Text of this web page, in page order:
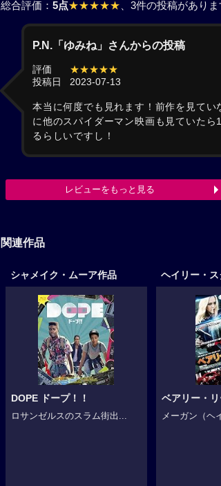
総合評価： 5点★★★★★ 、3件の投稿がありま
P.N.「ゆみね」さんからの投稿
評価
★★★★★
投稿日
2023-07-13
本当に何度でも見れます！前作を見て
に他のスパイダーマン映画も見ていた
るらしいですし！
レビューをもっと見る
関連作品
シャメイク・ムーア作品
DOPE ドープ！！
ロサンゼルスのスラム街出...
ベアリー・
メーガン（ヘ